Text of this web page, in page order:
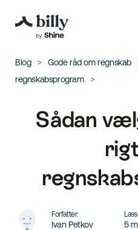
Blog Gode råd om regnskab
regnskabsprogram
Sådan
Forfatter:
Ivan Petkov 5